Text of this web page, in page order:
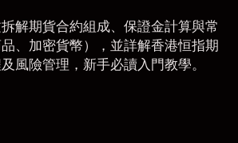
解期貨合約組成、保證金計算與常
、加密貨幣），並詳解香港恒指期
風險管理，新手必讀入門教學。